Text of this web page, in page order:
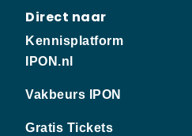
Direct naar
Kennisplatform
IPON.nl
Vakbeurs IPON
Gratis Tickets